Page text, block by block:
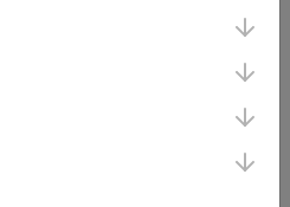
loodzware
van 647 km, in
Zuid-Afrika.
de Tour